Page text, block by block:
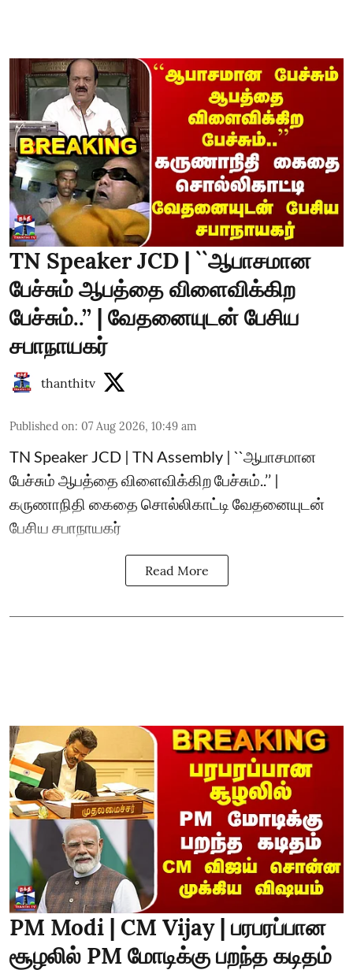
TN Speaker JCD | ``ஆபாசமான
பேச்சும் ஆபத்தை விளைவிக்கிற
பேச்சும்..’’ | வேதனையுடன் பேசிய
சபாநாயகர்
thanthitv
Published on: 07 Aug 2026, 10:49 am
TN Speaker JCD | TN Assembly | ``ஆபாசமான
பேச்சும் ஆபத்தை விளைவிக்கிற பேச்சும்..’’ |
கருணாநிதி கைதை சொல்லிகாட்டி வேதனையுடன்
பேசிய சபாநாயகர்
Read More
PM Modi | CM Vijay | பரபரப்பான
சூழலில் PM மோடிக்கு பறந்த கடிதம்